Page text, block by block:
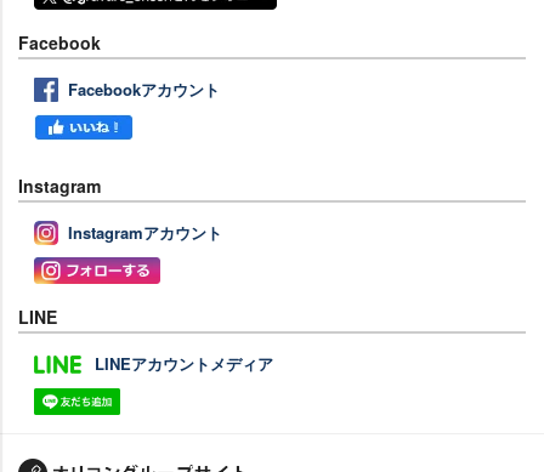
Facebook
Facebookアカウント
Instagram
Instagramアカウント
LINE
LINEアカウントメディア